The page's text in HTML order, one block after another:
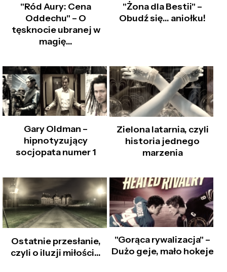
"Ród Aury: Cena
Oddechu" – O
tęsknocie ubranej w
magię...
"Żona dla Bestii" –
Obudź się… aniołku!
Gary Oldman –
hipnotyzujący
socjopata numer 1
Zielona latarnia, czyli
historia jednego
marzenia
Ostatnie przesłanie,
czyli o iluzji miłości…
"Gorąca rywalizacja" –
Dużo geje, mało hokeje